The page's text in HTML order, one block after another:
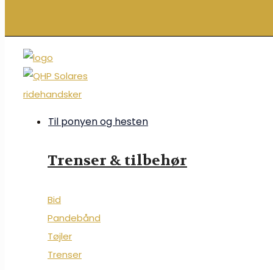
Til ponyen og hesten
Trenser & tilbehør
Bid
Pandebånd
Tøjler
Trenser